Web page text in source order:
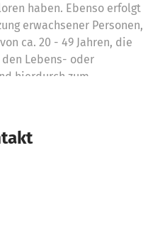
haben. Ebenso erfolgt
erwachsener Personen,
ca. 20 - 49 Jahren, die
Lebens- oder
hierdurch zum
folgende Maßnahmen
und psychologische
b. Gesprächsangebote
c. Organisation von
e. Spezielle
und Jugendliche unter
digitalen